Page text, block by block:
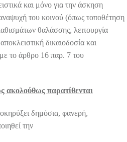
και μόνο για την άσκηση
του κοινού (όπως τοποθέτηση
θαλάσσης, λειτουργία
δικαιοδοσία και
το άρθρο 16 παρ. 7 του
ακολούθως παρατίθενται
δημόσια, φανερή,
την